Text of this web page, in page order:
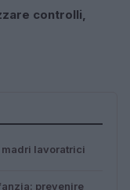
controlli,
madri lavoratrici
prevenire